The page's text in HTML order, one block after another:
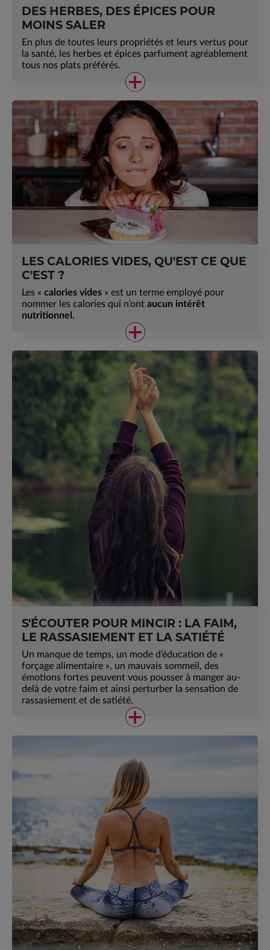
DES HERBES, DES ÉPICES POUR
MOINS SALER
En plus de toutes leurs propriétés et leurs vertus pour
la santé, les herbes et épices parfument agréablement
tous nos plats préférés.
LES CALORIES VIDES, QU'EST CE QUE
C'EST ?
Les « calories vides » est un terme employé pour
nommer les calories qui n’ont aucun intérêt
nutritionnel.
S'ÉCOUTER POUR MINCIR : LA FAIM,
LE RASSASIEMENT ET LA SATIÉTÉ
Un manque de temps, un mode d’éducation de «
forçage alimentaire », un mauvais sommeil, des
émotions fortes peuvent vous pousser à manger au-
delà de votre faim et ainsi perturber la sensation de
rassasiement et de satiété.